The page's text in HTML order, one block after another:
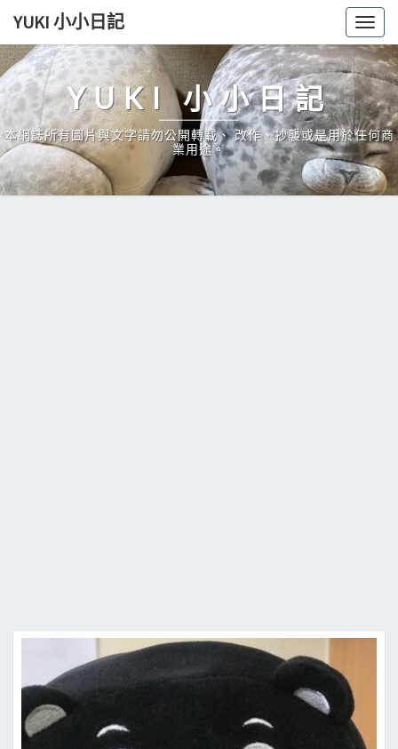
Skip
content
YUKI 小小日記
YUKI 小小日記
本網誌所有圖片與文字請勿公開轉載、 改作、抄襲或是用於任何商
業用途。